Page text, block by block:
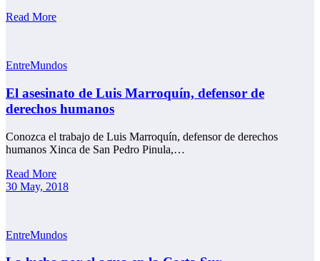
Read More
EntreMundos
El asesinato de Luis Marroquín, defensor de
derechos humanos
Conozca el trabajo de Luis Marroquín, defensor de derechos
humanos Xinca de San Pedro Pinula,…
Read More
30 May, 2018
EntreMundos